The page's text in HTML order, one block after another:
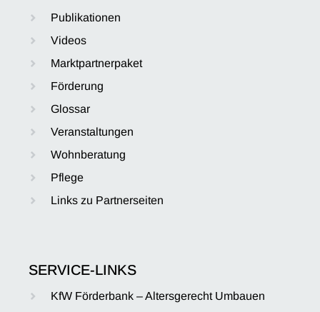
Publikationen
Videos
Marktpartnerpaket
Förderung
Glossar
Veranstaltungen
Wohnberatung
Pflege
Links zu Partnerseiten
SERVICE-LINKS
KfW Förderbank – Altersgerecht Umbauen